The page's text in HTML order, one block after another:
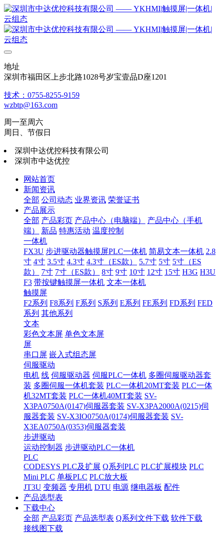
地址
深圳市福田区上步北路1028号岁宝壹品D座1201
技术：0755-8255-9159
wzbtp@163.com
周一至周六
周日、节假日
深圳中达优控科技有限公司
深圳市中达优控
网站首页
新闻资讯
全部 公司动态 业界资讯 荣誉证书
产品展示
全部 产品彩页 产品中心（电脑端）
产品中心（手机
端）
新品 特惠活动 温度控制
一体机
FX3U 步进驱动器触摸屏PLC一体机 简易文本一体机 2.8
寸 4寸 3.5寸 4.3寸 4.3寸（ES款） 5.7寸 5寸 5寸（ES
款）
7寸 7寸（ES款） 8寸 9寸 10寸 12寸 15寸 H3G H3U
F3 带按键触摸屏一体机 文本一体机
触摸屏
F2系列 F8系列 F系列 S系列 E系列 FE系列 FD系列 FED
系列 其他系列
文本
彩色文本屏 单色文本屏
屏
串口屏 嵌入式组态屏
伺服驱动
电机 线 伺服驱动器 伺服PLC一体机 多圈伺服驱动器套
装 多圈伺服一体机套装 PLC一体机20MT套装 PLC一体
机32MT套装 PLC一体机40MT套装 SV-
X3PA0750A(0147)伺服器套装 SV-X3PA2000A(0215)伺
服器套装 SV-X3IO0750A(0174)伺服器套装 SV-
X3EA0750A(0353)伺服器套装
步进驱动
运动控制器 步进驱动PLC一体机
PLC
CODESYS PLC及扩展 Q系列PLC PLC扩展模块 PLC
Mini PLC 单板PLC PLC放大板
JT3U 变频器 专用机 DTU 电源 继电器板 配件
产品选型表
下载中心
全部 产品彩页 产品选型表 Q系列文件下载 软件下载
接线图下载